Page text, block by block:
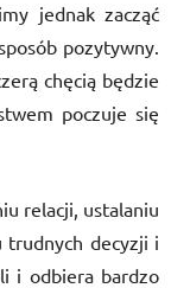
jednak zacząć
pozytywny.
chęcią będzie
poczuje się
relacji, ustalaniu
trudnych decyzji i
i odbiera bardzo